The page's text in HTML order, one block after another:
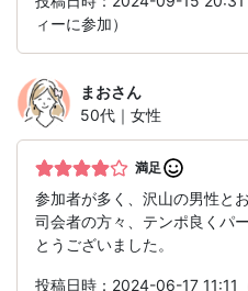
ィーに参加）
まおさん
50代｜女性
満足
参加者が多く、沢山の男性と
司会者の方々、テンポ良くパ
とうございました。
投稿日時：2024-06-17 11:11